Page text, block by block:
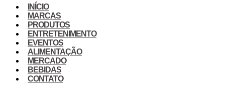
INÍCIO
MARCAS
PRODUTOS
ENTRETENIMENTO
EVENTOS
ALIMENTAÇÃO
MERCADO
BEBIDAS
CONTATO